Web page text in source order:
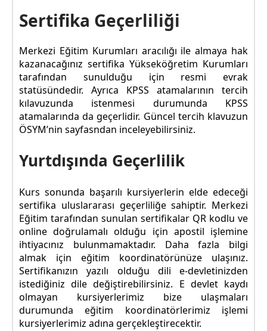
Sertifika Geçerliliği
Merkezi Eğitim Kurumları aracılığı ile almaya hak
kazanacağınız sertifika Yükseköğretim Kurumları
tarafından sunulduğu için resmi evrak
statüsündedir. Ayrıca KPSS atamalarının tercih
kılavuzunda istenmesi durumunda KPSS
atamalarında da geçerlidir. Güncel tercih klavuzun
ÖSYM’nin sayfasndan inceleyebilirsiniz.
Yurtdışında Geçerlilik
Kurs sonunda başarılı kursiyerlerin elde edeceği
sertifika uluslararası geçerliliğe sahiptir. Merkezi
Eğitim tarafından sunulan sertifikalar QR kodlu ve
online doğrulamalı olduğu için apostil işlemine
ihtiyacınız bulunmamaktadır. Daha fazla bilgi
almak için eğitim koordinatörünüze ulaşınız.
Sertifikanızın yazılı olduğu dili e-devletinizden
istediğiniz dile değiştirebilirsiniz. E devlet kaydı
olmayan kursiyerlerimiz bize ulaşmaları
durumunda eğitim koordinatörlerimiz işlemi
kursiyerlerimiz adına gerçekleştirecektir.